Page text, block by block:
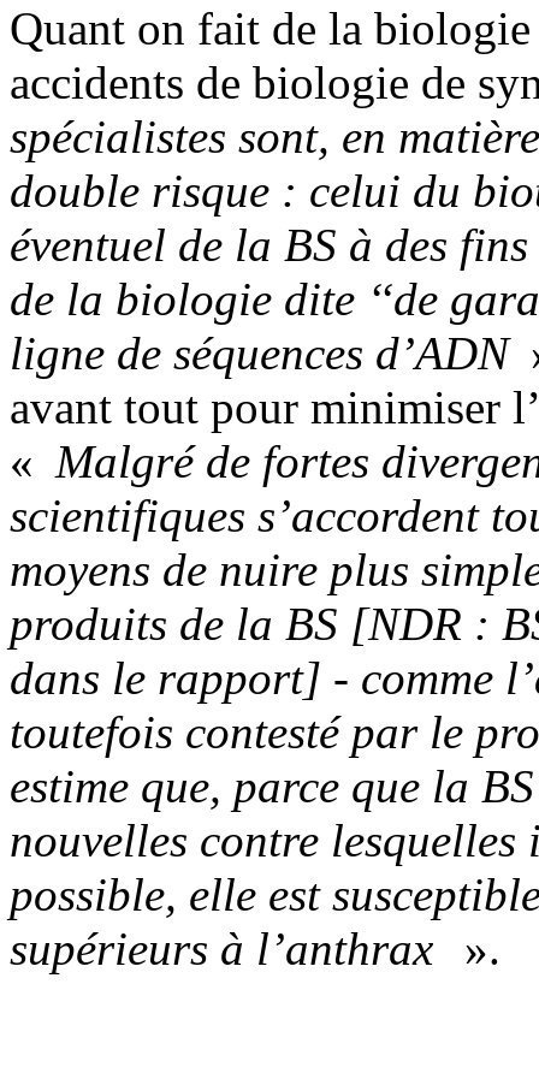
Quant on fait de la biologie
accidents de biologie de
spécialistes sont, en
double risque : celui du
éventuel de la BS à des
de la biologie dite ‘‘de
ligne de séquences d’ADN
avant tout pour minimiser
« Malgré de fortes
scientifiques s’accordent
moyens de nuire plus
produits de la BS [NDR :
dans le rapport] - comme
toutefois contesté par le
estime que, parce que la
nouvelles contre lesquelles
possible, elle est
supérieurs à l’anthrax
».